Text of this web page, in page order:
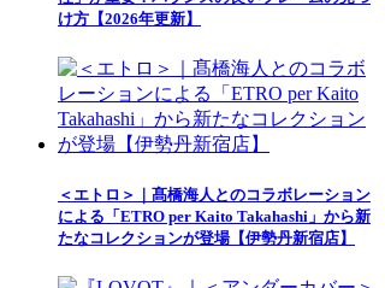
け方【2026年更新】
＜エトロ＞｜髙橋海人とのコラボレーション
による「ETRO per Kaito Takahashi」から新
たなコレクションが登場【伊勢丹新宿店】